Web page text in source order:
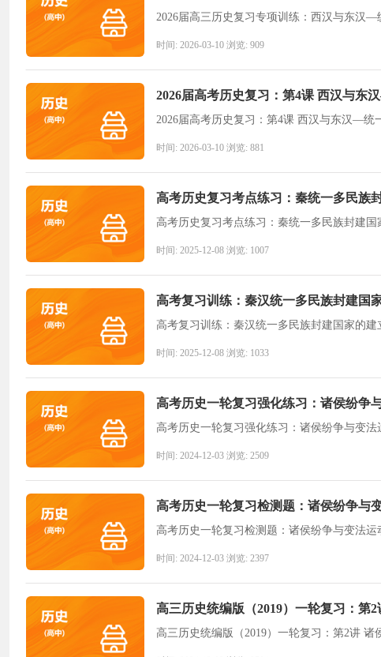
2026届高三历史复习专项训练：西汉与东汉—
时间: 2026-03-10 浏览: 909
2026届高考历史复习：第4课 西汉与东
2026届高考历史复习：第4课 西汉与东汉—统
时间: 2026-03-10 浏览: 881
高考历史复习考点练习：秦统一多民族
高考历史复习考点练习：秦统一多民族封建国
时间: 2025-12-08 浏览: 1007
高考复习训练：秦汉统一多民族封建国
高考复习训练：秦汉统一多民族封建国家的建
时间: 2025-12-08 浏览: 1033
高考历史一轮复习强化练习：诸侯纷争
高考历史一轮复习强化练习：诸侯纷争与变法
时间: 2024-12-03 浏览: 2509
高考历史一轮复习检测题：诸侯纷争与
高考历史一轮复习检测题：诸侯纷争与变法运
时间: 2024-12-03 浏览: 2397
高三历史统编版（2019）一轮复习：第
高三历史统编版（2019）一轮复习：第2讲 诸